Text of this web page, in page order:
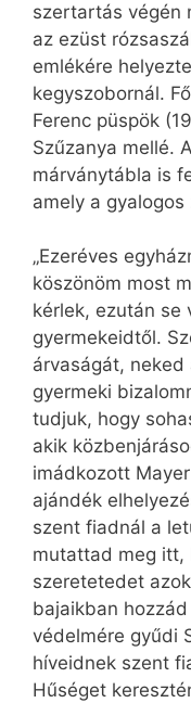
szertartás végén
az ezüst
emlékére
kegyszobornál.
Ferenc püspök
Szűzanya mellé.
márványtábla is
amely a
„Ezeréves
köszönöm most
kérlek, ezután se
gyermekeidtől.
árvaságát,
gyermeki
tudjuk, hogy
akik
imádkozott
ajándék
szent fiadnál a
mutattad meg itt,
szeretetedet
bajaikban
védelmére gyűdi
híveidnek szent
Hűséget